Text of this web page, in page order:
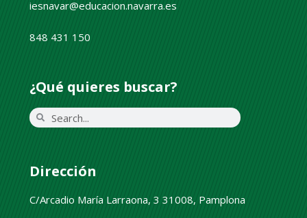
iesnavar@educacion.navarra.es
848 431 150
¿Qué quieres buscar?
Dirección
C/Arcadio María Larraona, 3 31008, Pamplona